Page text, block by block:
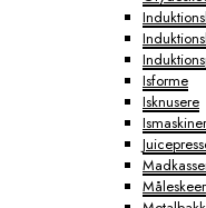
Isforme
Isknusere
Ismaskiner
Måleskeer